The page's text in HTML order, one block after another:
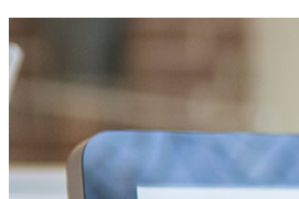
Drents Archief